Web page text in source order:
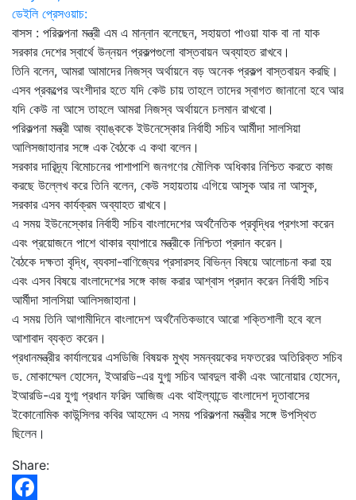
ডেইলি প্রেসওয়াচ:
বাসস : পরিকল্পনা মন্ত্রী এম এ মান্নান বলেছেন, সহায়তা পাওয়া যাক বা না যাক
সরকার দেশের স্বার্থে উন্নয়ন প্রকল্পগুলো বাস্তবায়ন অব্যাহত রাখবে।
তিনি বলেন, আমরা আমাদের নিজস্ব অর্থায়নে বড় অনেক প্রকল্প বাস্তবায়ন করছি।
এসব প্রকল্পের অংশীদার হতে যদি কেউ চায় তাহলে তাদের স্বাগত জানানো হবে আর
যদি কেউ না আসে তাহলে আমরা নিজস্ব অর্থায়নে চলমান রাখবো।
পরিকল্পনা মন্ত্রী আজ ব্যাঙ্ককে ইউনেস্কোর নির্বাহী সচিব আর্মীদা সালসিয়া
আলিসজাহানার সঙ্গে এক বৈঠকে এ কথা বলেন।
সরকার দারিদ্র্য বিমোচনের পাশাপাশি জনগণের মৌলিক অধিকার নিশ্চিত করতে কাজ
করছে উল্লেখ করে তিনি বলেন, কেউ সহায়তায় এগিয়ে আসুক আর না আসুক,
সরকার এসব কার্যক্রম অব্যাহত রাখবে।
এ সময় ইউনেস্কোর নির্বাহী সচিব বাংলাদেশের অর্থনৈতিক প্রবৃদ্ধির প্রশংসা করেন
এবং প্রয়োজনে পাশে থাকার ব্যাপারে মন্ত্রীকে নিশ্চিতা প্রদান করেন।
বৈঠকে দক্ষতা বৃদ্ধি, ব্যবসা-বাণিজ্যের প্রসারসহ বিভিন্ন বিষয়ে আলোচনা করা হয়
এবং এসব বিষয়ে বাংলাদেশের সঙ্গে কাজ করার আশ্বাস প্রদান করেন নির্বাহী সচিব
আর্মীদা সালসিয়া আলিসজাহানা।
এ সময় তিনি আগামীদিনে বাংলাদেশ অর্থনৈতিকভাবে আরো শক্তিশালী হবে বলে
আশাবাদ ব্যক্ত করেন।
প্রধানমন্ত্রীর কার্যালয়ের এসডিজি বিষয়ক মুখ্য সমন্বয়কের দফতরের অতিরিক্ত সচিব
ড. মোকাম্মেল হোসেন, ইআরডি-এর যুগ্ম সচিব আবদুল বাকী এবং আনোয়ার হোসেন,
ইআরডি-এর যুগ্ম প্রধান ফরিদ আজিজ এবং থাইল্যান্ডে বাংলাদেশ দূতাবাসের
ইকোনোমিক কাউন্সিলর কবির আহমেদ এ সময় পরিকল্পনা মন্ত্রীর সঙ্গে উপস্থিত
ছিলেন।
Share: